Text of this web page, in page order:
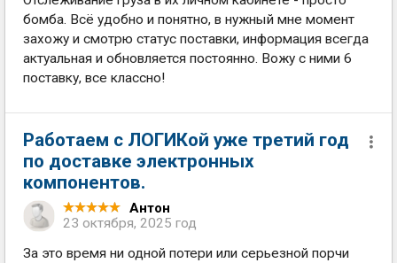
бомба. Всё удобно и понятно, в нужный мне момент
захожу и смотрю статус поставки, информация всегда
актуальная и обновляется постоянно. Вожу с ними 6
поставку, все классно!
Работаем с ЛОГИКой уже третий год
по доставке электронных
компонентов.
Антон
23 октября, 2025 год
За это время ни одной потери или серьезной порчи